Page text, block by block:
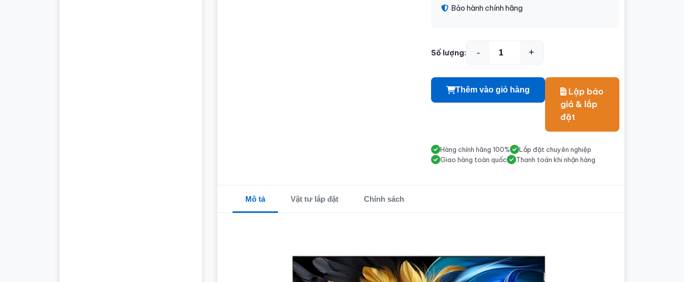
Bảo hành chính hãng
Số lượng: - +
Thêm vào giỏ hàng
Lập báo
giá & lắp
đặt
Hàng chính hãng 100%
Lắp đặt chuyên nghiệp
Giao hàng toàn quốc
Thanh toán khi nhận hàng
Mô tả Vật tư lắp đặt Chính sách